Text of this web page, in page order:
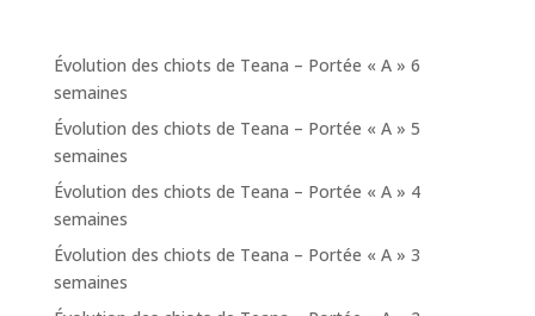
Évolution des chiots de Teana – Portée « A » 6
semaines
Évolution des chiots de Teana – Portée « A » 5
semaines
Évolution des chiots de Teana – Portée « A » 4
semaines
Évolution des chiots de Teana – Portée « A » 3
semaines